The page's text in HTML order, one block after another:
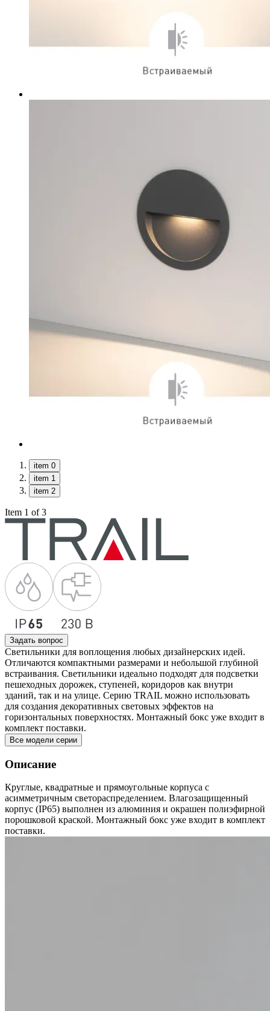
item 0
item 1
item 2
Item 1 of 3
Задать вопрос
Светильники для воплощения любых дизайнерских идей.
Отличаются компактными размерами и небольшой глубиной
встраивания. Светильники идеально подходят для подсветки
пешеходных дорожек, ступеней, коридоров как внутри
зданий, так и на улице. Серию TRAIL можно использовать
для создания декоративных световых эффектов на
горизонтальных поверхностях. Монтажный бокс уже входит в
комплект поставки.
Все модели серии
Описание
Круглые, квадратные и прямоугольные корпуса с
асимметричным светораспределением. Влагозащищенный
корпус (IP65) выполнен из алюминия и окрашен полиэфирной
порошковой краской. Монтажный бокс уже входит в комплект
поставки.